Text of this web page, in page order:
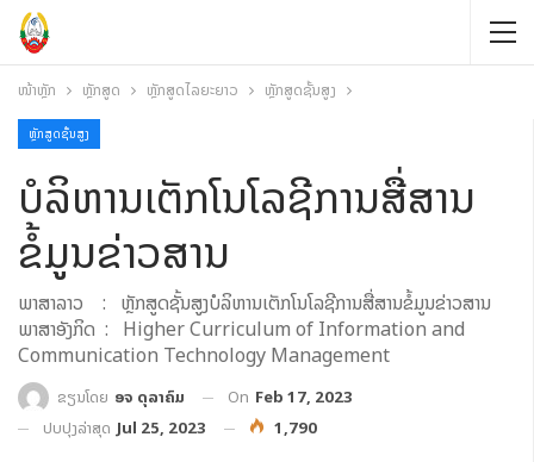
ໜ້າຫຼັກ ຫຼັກສູດ ຫຼັກສູດໄລຍະຍາວ ຫຼັກສູດຊັ້ນສູງ
ຫຼັກສູດຊັ້ນສູງ
ບໍລິຫານເຕັກໂນໂລຊີການສື່ສານ
ຂໍ້ມູນຂ່າວສານ
ພາສາລາວ : ຫຼັກສູດຊັ້ນສູງບໍລິຫານເຕັກໂນໂລຊີການສື່ສານຂໍ້ມູນຂ່າວສານ
ພາສາອັງກິດ : Higher Curriculum of Information and
Communication Technology Management
ຂຽນໂດຍ ອຈ ດຸລາຄົມ On Feb 17, 2023
ປັບປຸງລ່າສຸດ Jul 25, 2023 1,790